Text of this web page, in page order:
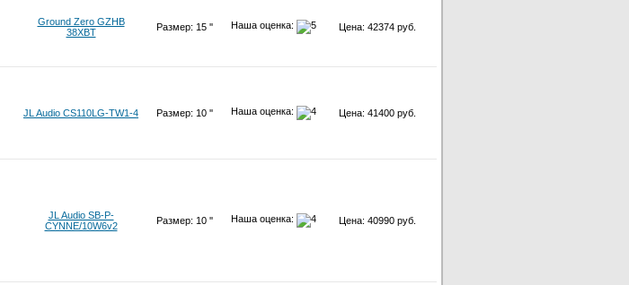
Ground Zero GZHB
38XBT
Размер: 15 '' Наша оценка: Цена: 42374 руб.
JL Audio CS110LG-TW1-4 Размер: 10 '' Наша оценка: Цена: 41400 руб.
JL Audio SB-P-
CYNNE/10W6v2
Размер: 10 '' Наша оценка: Цена: 40990 руб.